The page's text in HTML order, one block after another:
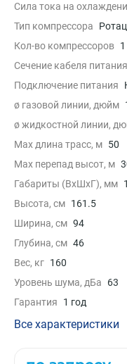
Сила тока на
Тип компрессора
Кол-во компрессоров 1
Сечение кабеля
Подключение питания
ø газовой линии, дюйм
ø жидкостной линии,
Max длина трасс, м 50
Max перепад высот, м
Габариты (ВхШхГ), мм
Высота, см 161.5
Ширина, см 94
Глубина, см 46
Вес, кг 160
Уровень шума, дБа
63
Гарантия
1 год
Все характеристики